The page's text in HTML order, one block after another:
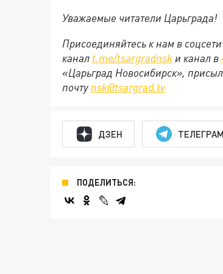
Уважаемые читатели Царьграда!
Присоединяйтесь к нам в соцсети
канал t.me/tsargradnsk и канал в
«Царьград Новосибирск»,
почту nsk@tsargrad.tv
ДЗЕН ТЕЛЕГРАМ
ПОДЕЛИТЬСЯ: